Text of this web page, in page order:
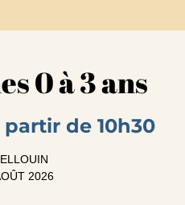
0 à 3 ans
partir de 10h30
2026